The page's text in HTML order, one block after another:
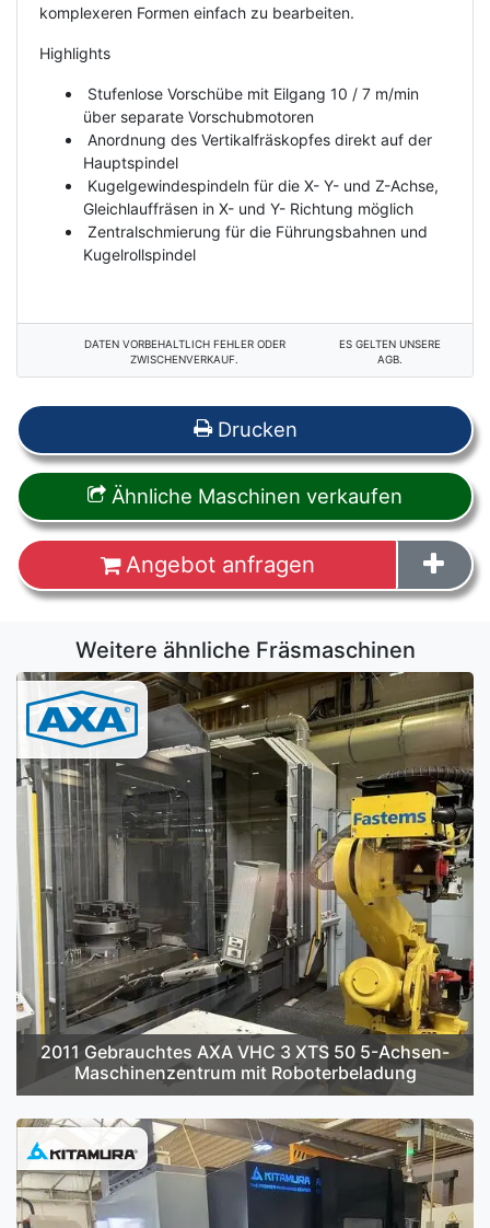
komplexeren Formen einfach zu bearbeiten.
Highlights
Stufenlose Vorschübe mit Eilgang 10 / 7 m/min
über separate Vorschubmotoren
Anordnung des Vertikalfräskopfes direkt auf der
Hauptspindel
Kugelgewindespindeln für die X- Y- und Z-Achse,
Gleichlauffräsen in X- und Y- Richtung möglich
Zentralschmierung für die Führungsbahnen und
Kugelrollspindel
DATEN VORBEHALTLICH FEHLER ODER
ZWISCHENVERKAUF.
ES GELTEN UNSERE
AGB.
Drucken
Ähnliche Maschinen verkaufen
Angebot anfragen
Weitere ähnliche Fräsmaschinen
2011 Gebrauchtes AXA VHC 3 XTS 50 5-Achsen-
Maschinenzentrum mit Roboterbeladung